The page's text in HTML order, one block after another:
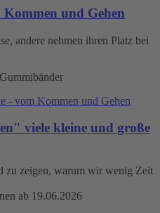
Kommen und Gehen
andere nehmen ihren Platz bei
- vom Kommen und Gehen
viele kleine und große
zu zeigen, warum wir wenig Zeit
ab 19.06.2026